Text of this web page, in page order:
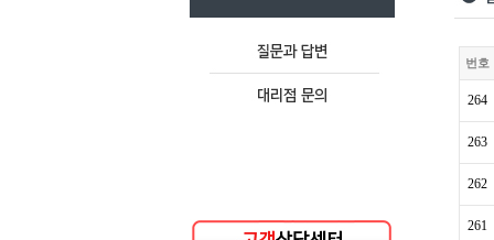
번호
264
263
262
261